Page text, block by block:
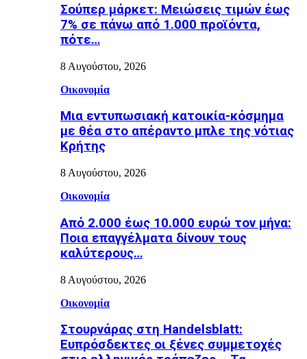
Σούπερ μάρκετ: Μειώσεις τιμών έως
7% σε πάνω από 1.000 προϊόντα,
πότε…
8 Αυγούστου, 2026
Οικονομία
Μια εντυπωσιακή κατοικία-κόσμημα
με θέα στο απέραντο μπλε της νότιας
Κρήτης
8 Αυγούστου, 2026
Οικονομία
Από 2.000 έως 10.000 ευρώ τον μήνα:
Ποια επαγγέλματα δίνουν τους
καλύτερους…
8 Αυγούστου, 2026
Οικονομία
Στουρνάρας στη Handelsblatt:
Ευπρόσδεκτες οι ξένες συμμετοχές